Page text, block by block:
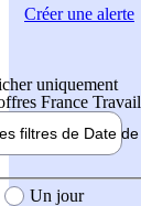
uniquement
France Travail
filtres de Date
création de l'offre
Un jour
Créer une alerte